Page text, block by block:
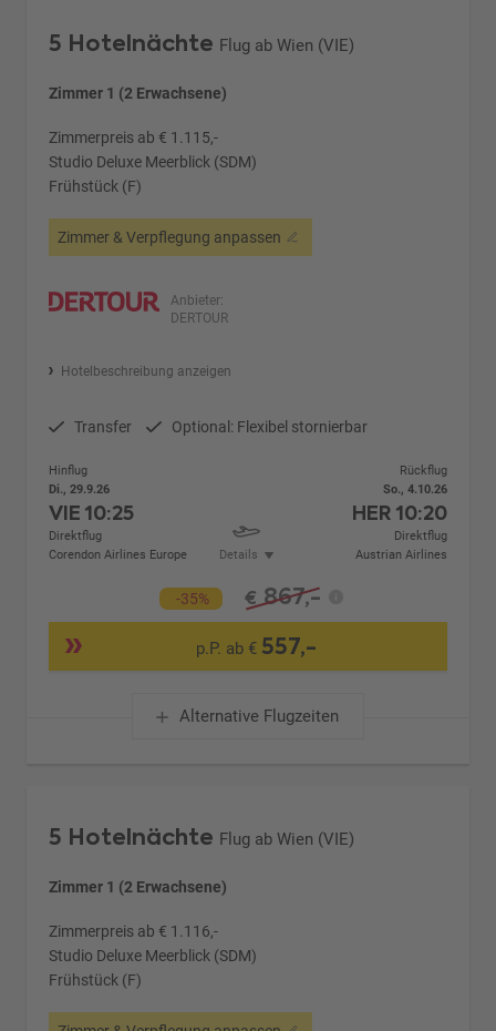
5 Hotelnächte Flug ab Wien (VIE)
Zimmer 1 (2 Erwachsene)
Zimmerpreis ab € 1.115,-
Studio Deluxe Meerblick (SDM)
Frühstück (F)
Zimmer & Verpflegung anpassen
Anbieter:
DERTOUR
Hotelbeschreibung anzeigen
Transfer Optional: Flexibel stornierbar
Hinflug
Di., 29.9.26
VIE10:25
Direktflug
Corendon Airlines Europe
Details
Rückflug
So., 4.10.26
HER 10:20
Direktflug
Austrian Airlines
-35% € 867,-
p.P. ab € 557,-
Alternative Flugzeiten
5 Hotelnächte Flug ab Wien (VIE)
Zimmer 1 (2 Erwachsene)
Zimmerpreis ab € 1.116,-
Studio Deluxe Meerblick (SDM)
Frühstück (F)